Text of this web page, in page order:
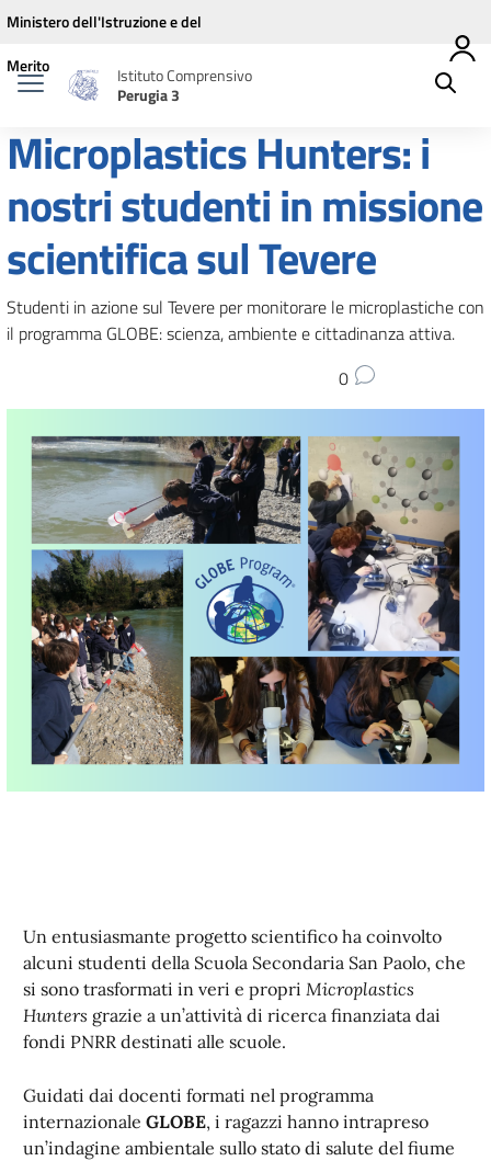
Vai ai contenuti
Vai al menu di navigazione
Vai al footer
Ministero dell'Istruzione e del
Merito
Istituto Comprensivo
Perugia 3
Microplastics Hunters: i
nostri studenti in missione
scientifica sul Tevere
Studenti in azione sul Tevere per monitorare le microplastiche con
il programma GLOBE: scienza, ambiente e cittadinanza attiva.
0
Un entusiasmante progetto scientifico ha coinvolto
alcuni studenti della Scuola Secondaria San Paolo, che
si sono trasformati in veri e propri Microplastics
Hunters grazie a un’attività di ricerca finanziata dai
fondi PNRR destinati alle scuole.
Guidati dai docenti formati nel programma
internazionale GLOBE, i ragazzi hanno intrapreso
un’indagine ambientale sullo stato di salute del fiume